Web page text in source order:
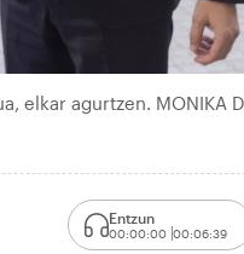
elkar agurtzen. MONIKA
Entzun
00:00:00 00:06:39